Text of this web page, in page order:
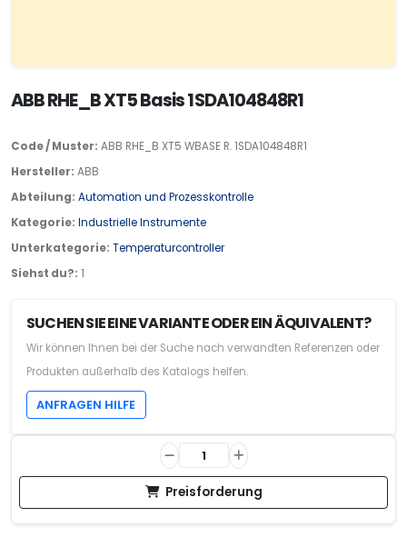
ABB RHE_B XT5 Basis 1SDA104848R1
Code / Muster: ABB RHE_B XT5 WBASE R. 1SDA104848R1
Hersteller: ABB
Abteilung: Automation und Prozesskontrolle
Kategorie: Industrielle Instrumente
Unterkategorie: Temperaturcontroller
Siehst du?: 1
SUCHEN SIE EINE VARIANTE ODER EIN ÄQUIVALENT?
Wir können Ihnen bei der Suche nach verwandten Referenzen oder
Produkten außerhalb des Katalogs helfen.
ANFRAGEN HILFE
Preisforderung